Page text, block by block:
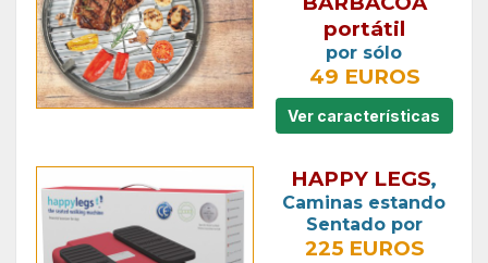
portátil
por sólo
49 EUROS
Ver características
HAPPY LEGS,
Caminas estando
Sentado por
225 EUROS